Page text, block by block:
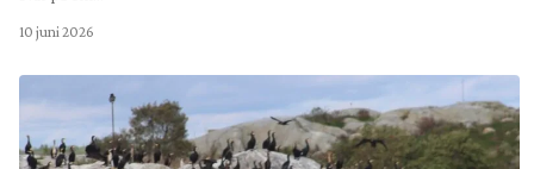
10 juni 2026